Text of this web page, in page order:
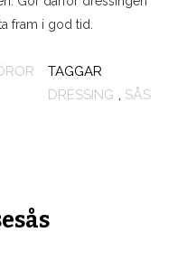
fram i god tid.
TAGGAR
DRESSING , SÅS